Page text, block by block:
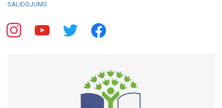
SALIDOJUMS